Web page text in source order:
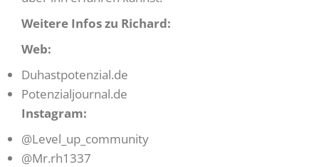
Weitere Infos zu Richard:
Web:
Duhastpotenzial.de
Potenzialjournal.de
Instagram:
@Level_up_community
@Mr.rh1337